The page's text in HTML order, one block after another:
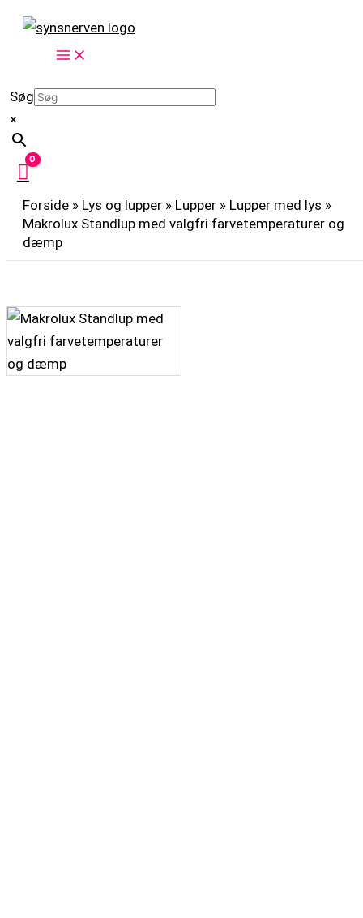
indholdet
Søg
×
Forside » Lys og lupper » Lupper » Lupper med lys »
Makrolux Standlup med valgfri farvetemperaturer og
dæmp
Standlup
farvetemperaturer
og
dæmp
antal